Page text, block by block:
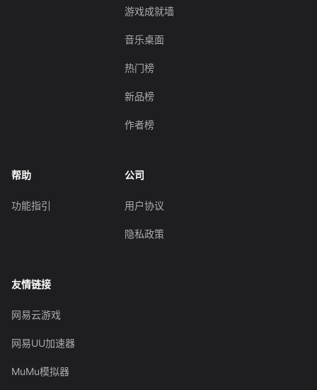
游戏成就墙
音乐桌面
热门榜
新品榜
作者榜
帮助
功能指引
公司
用户协议
隐私政策
友情链接
网易云游戏
网易UU加速器
MuMu模拟器